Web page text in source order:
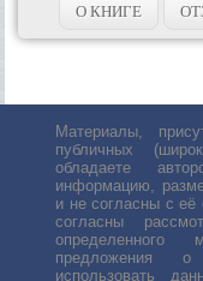
О КНИГЕ
Материалы,
публичных
обладаете
информацию,
и не согласны с
согласны
предложения о
использовать